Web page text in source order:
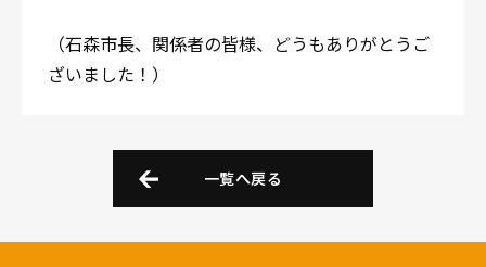
（石森市長、関係者の皆様、どうもありがとうご
ざいました！）
一覧へ戻る